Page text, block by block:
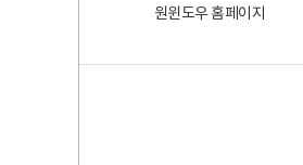
원윈도우 홈페이지